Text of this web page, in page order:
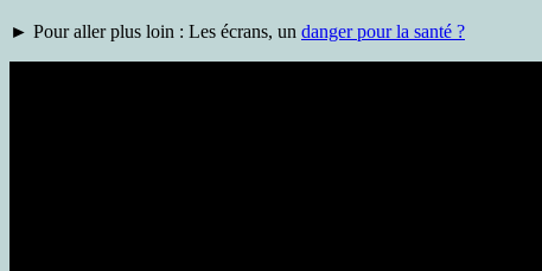
► Pour aller plus loin : Les écrans, un danger pour la santé ?